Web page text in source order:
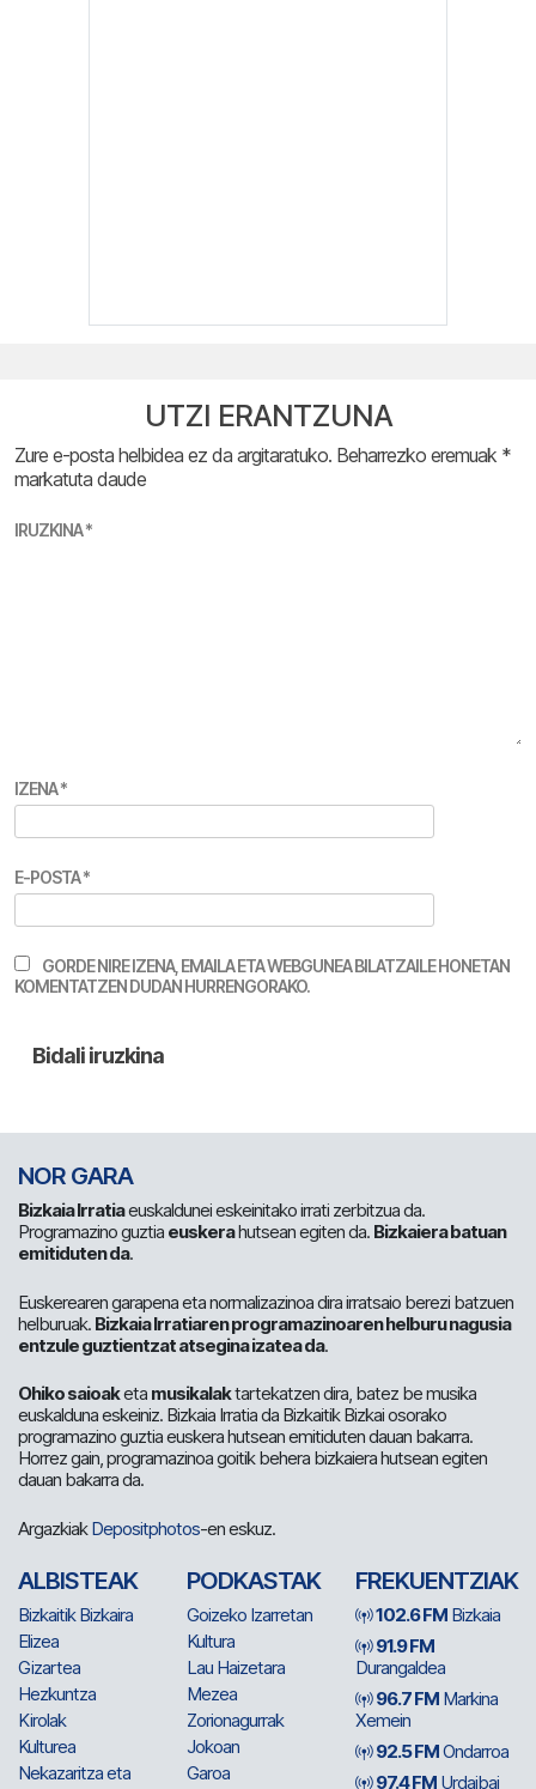
UTZI ERANTZUNA
Zure e-posta helbidea ez da argitaratuko. Beharrezko eremuak *
markatuta daude
IRUZKINA*
IZENA*
E-POSTA*
GORDE NIRE IZENA, EMAILA ETA WEBGUNEA BILATZAILE HONETAN
KOMENTATZEN DUDAN HURRENGORAKO.
NOR GARA
Bizkaia Irratiaeuskaldunei eskeinitako irrati zerbitzua da.
Programazino guztia euskerahutsean egiten da. Bizkaiera batuan
emitiduten da.
Euskerearen garapena eta normalizazinoa dira irratsaio berezi batzuen
helburuak. Bizkaia Irratiaren programazinoaren helburu nagusia
entzule guztientzat atsegina izatea da.
Ohiko saioaketa musikalaktartekatzen dira, batez be musika
euskalduna eskeiniz. Bizkaia Irratia da Bizkaitik Bizkai osorako
programazino guztia euskera hutsean emitiduten dauan bakarra.
Horrez gain, programazinoa goitik behera bizkaiera hutsean egiten
dauan bakarra da.
ArgazkiakDepositphotos-en eskuz.
ALBISTEAK
Bizkaitik Bizkaira
Elizea
Gizartea
Hezkuntza
Kirolak
Kulturea
Nekazaritza eta
PODKASTAK
Goizeko Izarretan
Kultura
Lau Haizetara
Mezea
Zorionagurrak
Jokoan
Garoa
FREKUENTZIAK
102.6 FM Bizkaia
91.9 FM
Durangaldea
96.7 FM Markina
Xemein
92.5 FMOndarroa
97.4 FM Urdaibai